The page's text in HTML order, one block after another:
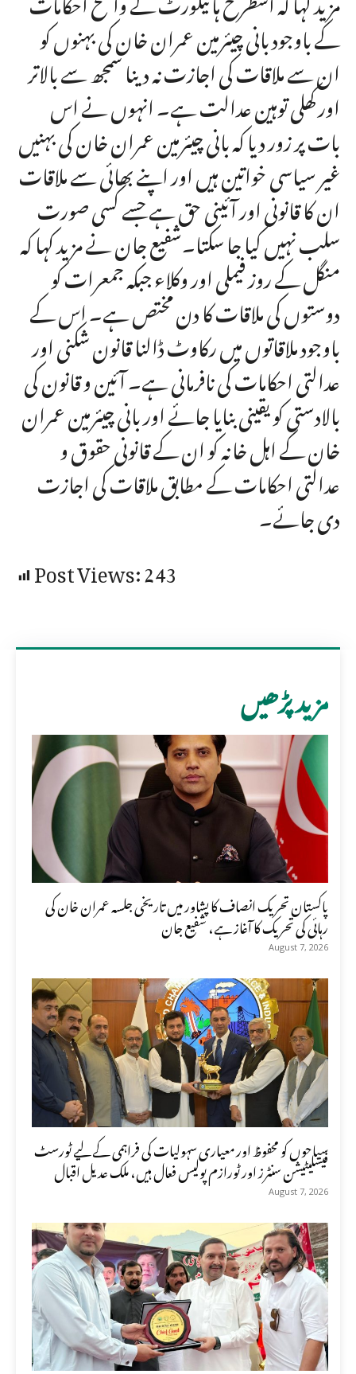
کے باوجود بانی چیئرمین عمران خان کی بہنوں کو
ان سے ملاقات کی اجازت نہ دینا سمجھ سے بالاتر
اور کھلی توہین عدالت ہے۔ انہوں نے اس
بات پر زور دیا کہ بانی چیئرمین عمران خان کی بہنیں
غیر سیاسی خواتین ہیں اور اپنے بھائی سے ملاقات
ان کا قانونی اور آئینی حق ہے جسے کسی صورت
سلب نہیں کیا جا سکتا۔شفیع جان نے مزید کہا کہ
منگل کے روز فیملی اور وکلاء جبکہ جمعرات کو
دوستوں کی ملاقات کا دن مختص ہے۔ اس کے
باوجود ملاقاتوں میں رکاوٹ ڈالنا قانون شکنی اور
عدالتی احکامات کی نافرمانی ہے۔ آئین و قانون کی
بالادستی کو یقینی بنایا جائے اور بانی چیئرمین عمران
خان کے اہل خانہ کو ان کے قانونی حقوق و
عدالتی احکامات کے مطابق ملاقات کی اجازت
دی جائے۔
Post Views:243
مزید پڑھیں
پاکستان تحریک انصاف کا پشاور میں تاریخی جلسہ عمران خان کی
رہائی کی تحریک کا آغاز ہے، شفیع جان
August 7, 2026
سیاحوں کو محفوظ اور معیاری سہولیات کی فراہمی کے لیے ٹورسٹ
فیسلیٹیشن سنٹرز اور ٹورازم پولیس فعال ہیں، ملک عدیل اقبال
August 7, 2026